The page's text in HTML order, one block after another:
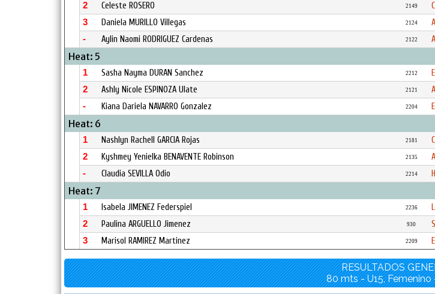
2 Celeste ROSERO 2149
3 Daniela MURILLO Villegas 2124
- Aylin Naomi RODRIGUEZ Cardenas 2122
Heat: 5
1 Sasha Nayma DURAN Sanchez 2212
2 Ashly Nicole ESPINOZA Ulate 2121
- Kiana Dariela NAVARRO Gonzalez 2204
Heat: 6
1 Nashlyn Rachell GARCIA Rojas 2181
2 Kyshmey Yenielka BENAVENTE Robinson 2135
- Claudia SEVILLA Odio 2214
Heat: 7
1 Isabela JIMENEZ Federspiel 2236
2 Paulina ARGUELLO Jimenez 930
3 Marisol RAMIREZ Martinez 2209
RESULTADOS
80 mts - U15, Femenino